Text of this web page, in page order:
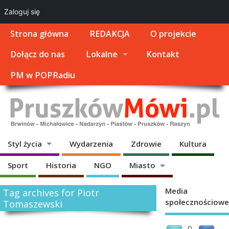
Strona główna REDAKCJA
O projekcie
Dołącz do nas
Lokalne
Kontakt
PM w POPRadiu
Styl życia Wydarzenia Zdrowie Kultura
Sport Historia NGO Miasto
Tag archives for Piotr
Tomaszewski
Media
społecznościowe
Zaloguj się